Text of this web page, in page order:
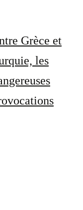
Grèce et
les